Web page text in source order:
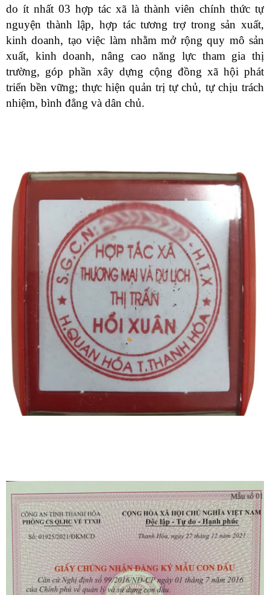
do ít nhất 03 hợp tác xã là thành viên chính thức tự
nguyện thành lập, hợp tác tương trợ trong sản xuất,
kinh doanh, tạo việc làm nhằm mở rộng quy mô sản
xuất, kinh doanh, nâng cao năng lực tham gia thị
trường, góp phần xây dựng cộng đồng xã hội phát
triển bền vững; thực hiện quản trị tự chủ, tự chịu trách
nhiệm, bình đẳng và dân chủ.